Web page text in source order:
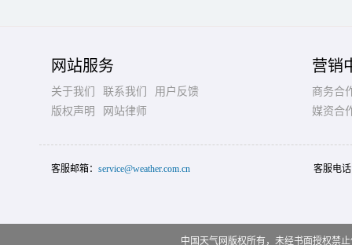
网站服务
关于我们 联系我们
用户反馈
版权声明
网站律师
营销
商务合
媒资合
客服邮箱： service@weather.com.cn 客服电
中国天气网版权所有，未经书面授权